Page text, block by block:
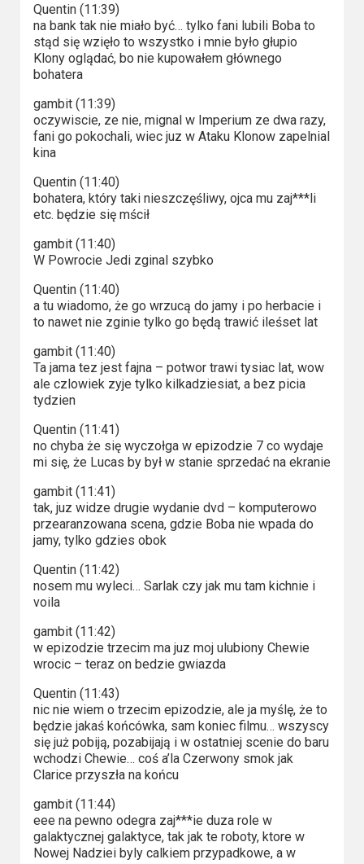
Quentin (11:39)
na bank tak nie miało być… tylko fani lubili Boba to
stąd się wzięło to wszystko i mnie było głupio
Klony oglądać, bo nie kupowałem głównego
bohatera
gambit (11:39)
oczywiscie, ze nie, mignal w Imperium ze dwa razy,
fani go pokochali, wiec juz w Ataku Klonow zapelnial
kina
Quentin (11:40)
bohatera, który taki nieszczęśliwy, ojca mu zaj***li
etc. będzie się mścił
gambit (11:40)
W Powrocie Jedi zginal szybko
Quentin (11:40)
a tu wiadomo, że go wrzucą do jamy i po herbacie i
to nawet nie zginie tylko go będą trawić ileśset lat
gambit (11:40)
Ta jama tez jest fajna – potwor trawi tysiac lat, wow
ale czlowiek zyje tylko kilkadziesiat, a bez picia
tydzien
Quentin (11:41)
no chyba że się wyczołga w epizodzie 7 co wydaje
mi się, że Lucas by był w stanie sprzedać na ekranie
gambit (11:41)
tak, juz widze drugie wydanie dvd – komputerowo
przearanzowana scena, gdzie Boba nie wpada do
jamy, tylko gdzies obok
Quentin (11:42)
nosem mu wyleci… Sarlak czy jak mu tam kichnie i
voila
gambit (11:42)
w epizodzie trzecim ma juz moj ulubiony Chewie
wrocic – teraz on bedzie gwiazda
Quentin (11:43)
nic nie wiem o trzecim epizodzie, ale ja myślę, że to
będzie jakaś końcówka, sam koniec filmu… wszyscy
się już pobiją, pozabijają i w ostatniej scenie do baru
wchodzi Chewie… coś a’la Czerwony smok jak
Clarice przyszła na końcu
gambit (11:44)
eee na pewno odegra zaj***ie duza role w
galaktycznej galaktyce, tak jak te roboty, ktore w
Nowej Nadziei byly calkiem przypadkowe, a w